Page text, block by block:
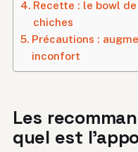
Recette : le bowl
chiches
Précautions :
inconfort
Les
quel est